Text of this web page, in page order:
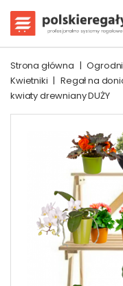
Strona główna |
Kwietniki | Regał na
kwiaty drewniany DUŻY